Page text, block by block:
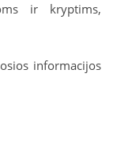
ir kryptims,
informacijos